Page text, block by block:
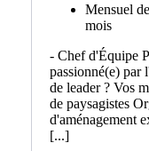
Mensuel
mois
- Chef d'Équipe
passionné(e) par
de leader ? Vos
de paysagistes
d'aménagement
[...]